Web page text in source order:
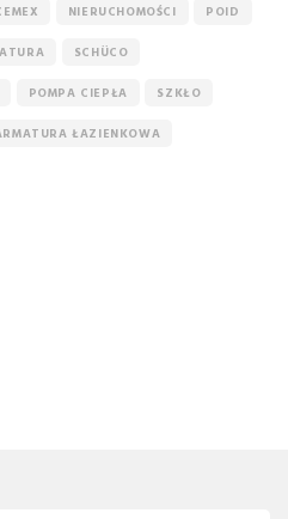
NIERUCHOMOŚCI POID
SCHÜCO
POMPA CIEPŁA SZKŁO
ŁAZIENKOWA